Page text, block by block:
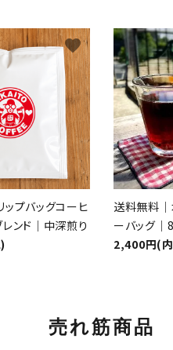
プバッグコーヒ
ンド｜中深煎り
favorite
送料無料｜
ーバッグ
2,400円(
売れ筋商品